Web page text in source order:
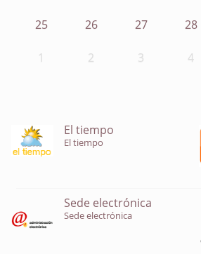
25 26 27 28
1 2 3 4
El tiempo
El tiempo
Sede electrónica
Sede electrónica